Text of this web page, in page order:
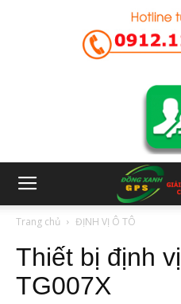
Trang chủ ĐỊNH VỊ Ô TÔ
Thiết bị định
TG007X